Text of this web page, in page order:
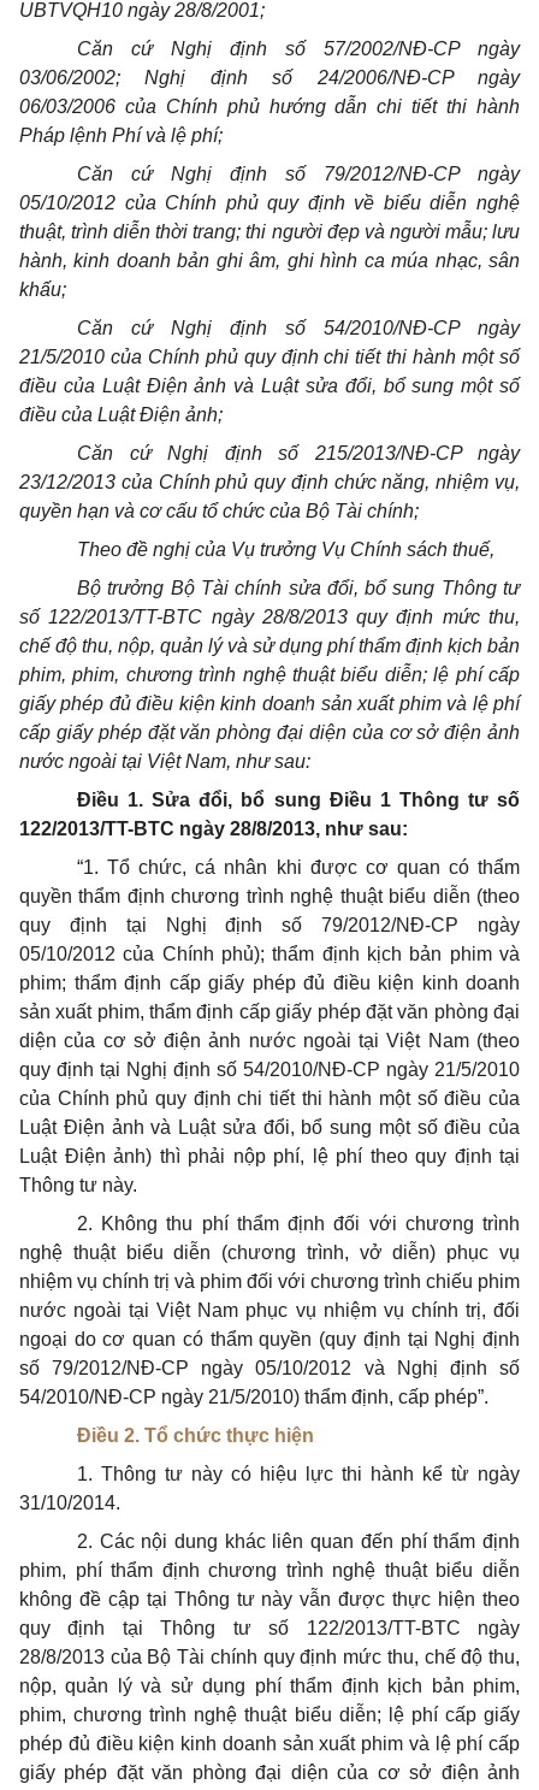
UBTVQH10 ngày 28/8/2001;
Căn cứ Nghị định số 57/2002/NĐ-CP ngày
03/06/2002; Nghị định số 24/2006/NĐ-CP ngày
06/03/2006 của Chính phủhướng dẫnchi tiếtthi hành
Pháp lệnh Phí và lệ phí;
Căn cứ Nghị định số 79/2012/NĐ-CP ngày
05/10/2012 của Chính phủquy định về biểu diễn nghệ
thuật, trình diễn thời trang; thi người đẹp và người mẫu; lưu
hành,kinh doanh bản ghi âm, ghi hình ca múa nhạc, sân
khấu;
Căn cứ Nghị định số 54/2010/NĐ-CP ngày
21/5/2010 của Chính phủ quy định chi tiết thi hành một số
điều của Luật Điện ảnh và Luật sửa đổi, bổ sung một số
điều của Luật Điện ảnh;
Căn cứ Nghị định số 215/2013/NĐ-CP ngày
23/12/2013 của Chính phủ quy định chức năng, nhiệm vụ,
quyền hạn và cơ cấu tổ chức của Bộ Tài chính;
Theo đề nghị của Vụ trưởng Vụ Chính sách thuế,
Bộ trưởng Bộ Tài chính sửa đổi, bổ sung Thông tư
số 122/2013/TT-BTC ngày 28/8/2013 quy định mức thu,
chế độ thu, nộp, quản lý và sử dụng phí thẩm định kịch bản
phim, phim, chương trình nghệ thuật biểu diễn; lệ phí cấp
giấy phép đủđiều kiện kinh doanh sản xuất phim và lệ phí
cấp giấy phép đặt văn phòng đại diện của cơ sở điện ảnh
nước ngoài tại Việt Nam, như sau:
Điều 1. Sửa đổi, bổ sung Điều 1 Thông tư số
122/2013/TT-BTC ngày 28/8/2013, như sau:
“1. Tổ chức, cá nhân khi được cơ quan có thẩm
quyền thẩm định chương trình nghệ thuật biểu diễn (theo
quy định tại Nghị định số 79/2012/NĐ-CP ngày
05/10/2012 của Chính phủ); thẩm định kịch bản phim và
phim; thẩm định cấp giấy phép đủ điều kiện kinh doanh
sản xuất phim, thẩm định cấp giấy phép đặt văn phòng đại
diện của cơ sở điện ảnh nước ngoài tại Việt Nam (theo
quy định tại Nghị định số 54/2010/NĐ-CP ngày 21/5/2010
của Chính phủ quy định chi tiết thi hành một số điều của
Luật Điện ảnh và Luật sửa đổi, bổ sung một số điều của
Luật Điện ảnh) thì phải nộp phí, lệ phí theo quy định tại
Thông tư này.
2. Không thu phí thẩm định đối với chương trình
nghệ thuật biểu diễn (chương trình, vở diễn) phục vụ
nhiệm vụ chính trị và phim đối với chương trình chiếu phim
nước ngoài tại Việt Nam phục vụ nhiệm vụ chính trị, đối
ngoại do cơ quan có thẩm quyền (quy định tại Nghị định
số 79/2012/NĐ-CP ngày 05/10/2012 và Nghị định số
54/2010/NĐ-CP ngày 21/5/2010) thẩm định, cấp phép”.
Điều 2. Tổ chức thực hiện
1. Thông tư này có hiệu lực thi hành kể từ ngày
31/10/2014.
2. Các nội dung khác liên quan đến phí thẩm định
phim, phí thẩm định chương trình nghệ thuật biểu diễn
không đề cập tại Thông tư này vẫn được thực hiện theo
quy định tại Thông tư số 122/2013/TT-BTC ngày
28/8/2013 của Bộ Tài chính quy định mức thu, chế độ thu,
nộp, quản lý và sử dụng phí thẩm định kịch bản phim,
phim, chương trình nghệ thuật biểu diễn; lệ phí cấp giấy
phép đủ điều kiện kinh doanh sản xuất phim và lệ phí cấp
giấy phép đặt văn phòng đại diện của cơ sở điện ảnh